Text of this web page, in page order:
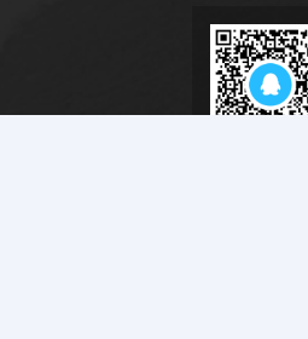
免费下载！
现在加入并升级VIP仅需¥38.88。